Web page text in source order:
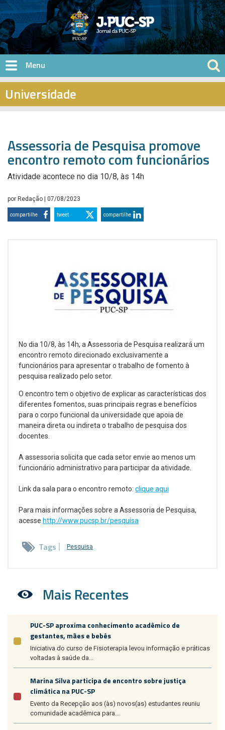
Pular para o conteúdo principal
Universidade
Assessoria de Pesquisa promove
encontro remoto com funcionários
Atividade acontece no dia 10/8, às 14h
por Redação | 07/08/2023
compartilhe tweet compartilhe
No dia 10/8, às 14h, a Assessoria de Pesquisa realizará um
encontro remoto direcionado exclusivamente a
funcionários para apresentar o trabalho de fomento à
pesquisa realizado pelo setor.
O encontro tem o objetivo de explicar as características dos
diferentes fomentos, suas principais regras e benefícios
para o corpo funcional da universidade que apoia de
maneira direta ou indireta o trabalho de pesquisa dos
docentes.
A assessoria solicita que cada setor envie ao menos um
funcionário administrativo para participar da atividade.
Link da sala para o encontro remoto: clique aqui
Para mais informações sobre a Assessoria de Pesquisa,
acesse http://www.pucsp.br/pesquisa
Tags Pesquisa
Mais Recentes
PUC-SP aproxima conhecimento acadêmico de
gestantes, mães e bebês
Iniciativa do curso de Fisioterapia levou informação e práticas
voltadas à saúde da...
Marina Silva participa de encontro sobre justiça
climática na PUC-SP
Evento da Recepção aos (às) novos(as) estudantes reuniu
comunidade acadêmica para...